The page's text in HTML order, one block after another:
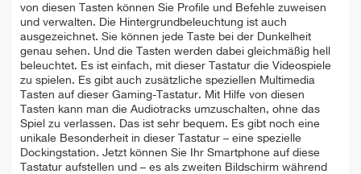
von diesen Tasten können Sie Profile und Befehle zuweisen
und verwalten. Die Hintergrundbeleuchtung ist auch
ausgezeichnet. Sie können jede Taste bei der Dunkelheit
genau sehen. Und die Tasten werden dabei gleichmäßig hell
beleuchtet. Es ist einfach, mit dieser Tastatur die Videospiele
zu spielen. Es gibt auch zusätzliche speziellen Multimedia
Tasten auf dieser Gaming-Tastatur. Mit Hilfe von diesen
Tasten kann man die Audiotracks umzuschalten, ohne das
Spiel zu verlassen. Das ist sehr bequem. Es gibt noch eine
unikale Besonderheit in dieser Tastatur – eine spezielle
Dockingstation. Jetzt können Sie Ihr Smartphone auf diese
Tastatur aufstellen und – es als zweiten Bildschirm während